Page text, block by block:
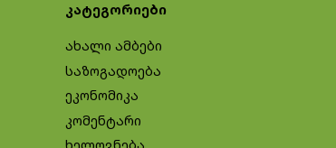
კატეგორიები
ახალი ამბები
საზოგადოება
ეკონომიკა
კომენტარი